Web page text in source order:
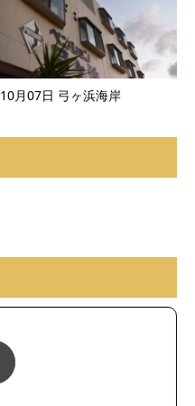
10月07日 弓ヶ浜海岸